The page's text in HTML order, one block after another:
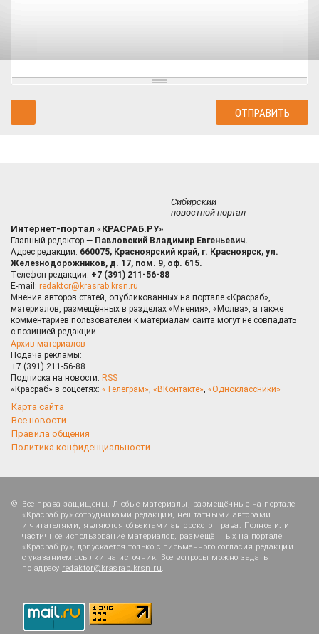
Сибирский
новостной портал
Интернет-портал «КРАСРАБ.РУ»
Главный редактор — Павловский Владимир Евгеньевич.
Адрес редакции: 660075, Красноярский край, г. Красноярск, ул.
Железнодорожников, д. 17, пом. 9, оф. 615.
Телефон редакции: +7 (391) 211-56-88
E-mail: redaktor@krasrab.krsn.ru
Мнения авторов статей, опубликованных на портале «Красраб»,
материалов, размещённых в разделах «Мнения», «Молва», а также
комментариев пользователей к материалам сайта могут не совпадать
с позицией редакции.
Архив материалов
Подача рекламы:
+7 (391) 211-56-88
Подписка на новости: RSS
«Красраб» в соцсетях: «Телеграм», «ВКонтакте», «Одноклассники»
Карта сайта
Все новости
Правила общения
Политика конфиденциальности
Все права защищены. Любые материалы, размещённые на портале
«Красраб.ру» сотрудниками редакции, нештатными авторами
и читателями, являются объектами авторского права. Полное или
частичное использование материалов, размещённых на портале
«Красраб.ру», допускается только с письменного согласия редакции
с указанием ссылки на источник. Все вопросы можно задать
по адресу redaktor@krasrab.krsn.ru.